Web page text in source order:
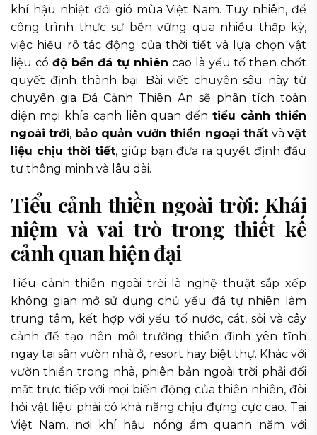
khí hậu nhiệt đới gió mùa Việt Nam. Tuy nhiên, để
công trình thực sự bền vững qua nhiều thập kỷ,
việc hiểu rõ tác động của thời tiết và lựa chọn vật
liệu có độ bền đá tự nhiên cao là yếu tố then chốt
quyết định thành bại. Bài viết chuyên sâu này từ
chuyên gia Đá Cảnh Thiên An sẽ phân tích toàn
diện mọi khía cạnh liên quan đến tiểu cảnh thiền
ngoài trời, bảo quản vườn thiền ngoại thất vàvật
liệu chịu thời tiết, giúp bạn đưa ra quyết định đầu
tư thông minh và lâu dài.
Tiểu cảnh thiền ngoài trời: Khái
niệm và vai trò trong thiết kế
cảnh quan hiện đại
Tiểu cảnh thiền ngoài trời là nghệ thuật sắp xếp
không gian mở sử dụng chủ yếu đá tự nhiên làm
trung tâm, kết hợp với yếu tố nước, cát, sỏi và cây
cảnh để tạo nên môi trường thiền định yên tĩnh
ngay tại sân vườn nhà ở, resort hay biệt thự. Khác với
vườn thiền trong nhà, phiên bản ngoài trời phải đối
mặt trực tiếp với mọi biến động của thiên nhiên, đòi
hỏi vật liệu phải có khả năng chịu đựng cực cao. Tại
Việt Nam, nơi khí hậu nóng ẩm quanh năm với